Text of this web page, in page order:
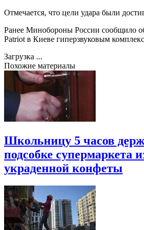
Отмечается, что цели удара были
Ранее Минобороны России сообщило
Patriot в Киеве гиперзвуковым
Загрузка ...
Похожие материалы
Школьницу 5 часов
подсобке супермаркета
украденной конфеты